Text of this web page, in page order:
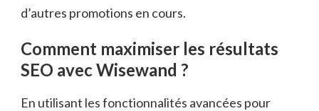
d’autres promotions en cours.
Comment maximiser les résultats
SEO avec Wisewand ?
En utilisant les fonctionnalités avancées pour